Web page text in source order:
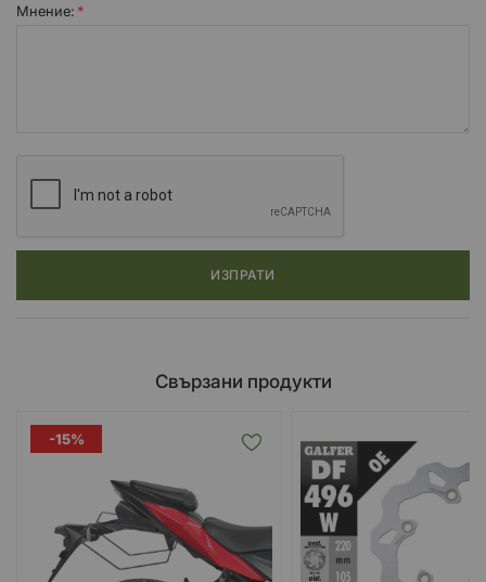
Мнение:
ИЗПРАТИ
Свързани продукти
-15%